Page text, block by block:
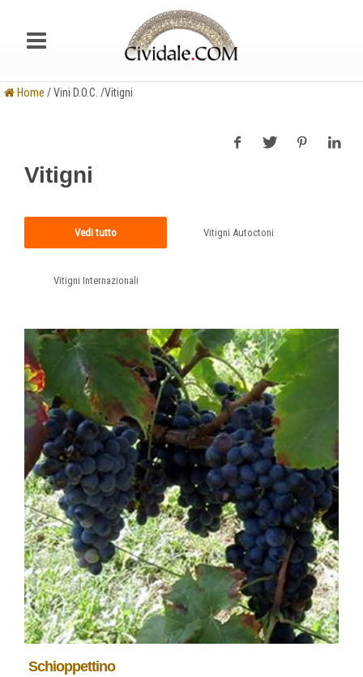
Home / Vini D.O.C. /Vitigni
Vitigni
Vedi tutto Vitigni Autoctoni
Vitigni Internazionali
Schioppettino